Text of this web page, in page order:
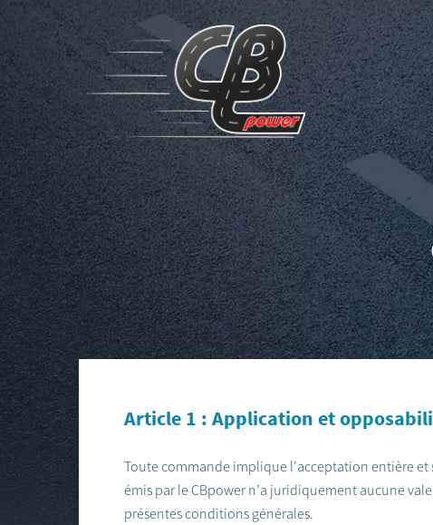
Article 1 : Application et
Toute commande implique l’acceptation entière
émis par le CBpower n’a juridiquement aucune
présentes conditions générales.